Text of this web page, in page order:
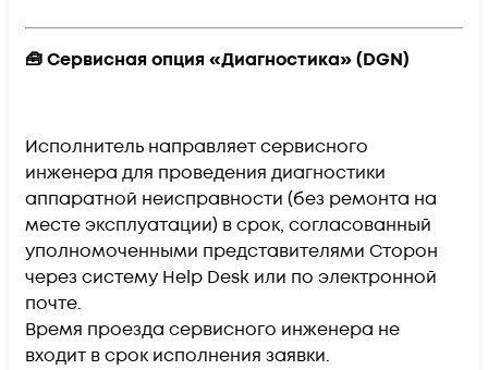
🧰 Сервисная опция «Диагностика» (DGN)
Исполнитель направляет сервисного
инженера для проведения диагностики
аппаратной неисправности (без ремонта на
месте эксплуатации) в срок, согласованный
уполномоченными представителями Сторон
через систему Help Desk или по электронной
почте.
Время проезда сервисного инженера не
входит в срок исполнения заявки.